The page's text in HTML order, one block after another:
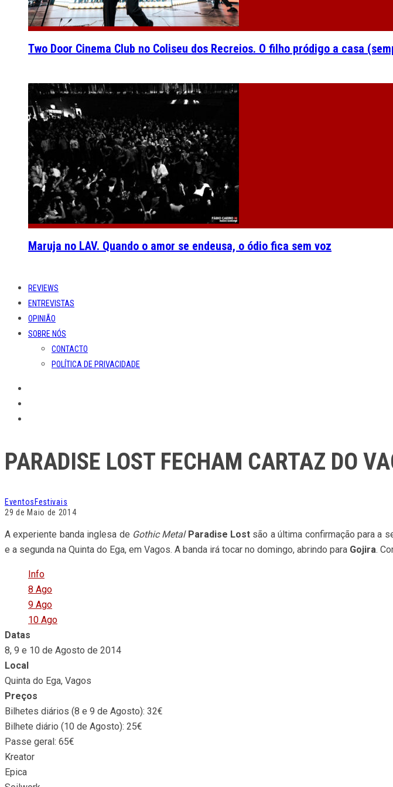
Two Door Cinema Club no Coliseu dos Recreios. O filho pródigo a casa
Maruja no LAV. Quando o amor se endeusa, o ódio fica sem voz
REVIEWS
ENTREVISTAS
OPINIÃO
SOBRE NÓS
CONTACTO
POLÍTICA DE PRIVACIDADE
PARADISE LOST FECHAM CARTAZ DO
Eventos Festivais
29 de Maio de 2014
A experiente banda inglesa de Gothic Metal Paradise Lost são a última confirmação para a
e a segunda na Quinta do Ega, em Vagos. A banda irá tocar no domingo, abrindo para Gojira.
Info
8 Ago
9 Ago
10 Ago
Datas
8, 9 e 10 de Agosto de 2014
Local
Quinta do Ega, Vagos
Preços
Bilhetes diários (8 e 9 de Agosto): 32€
Bilhete diário (10 de Agosto): 25€
Passe geral: 65€
Kreator
Epica